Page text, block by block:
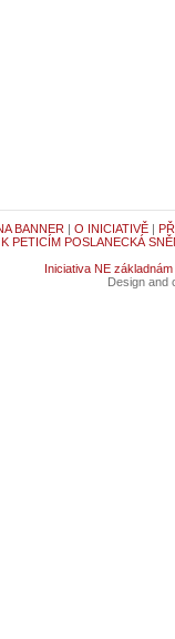
BANNER | O INICIATIVĚ|
PETICÍM POSLANECKÁ
Iniciativa NE základnám
Design and